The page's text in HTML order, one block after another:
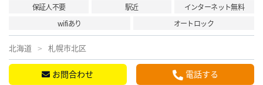
保証人不要 駅近
インターネット無料
wifiあり
オートロック
北海道 札幌市北区
お問合わせ 電話する